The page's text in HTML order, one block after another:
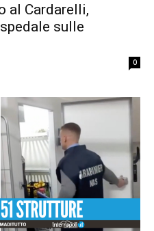
al Cardarelli,
sulle
0